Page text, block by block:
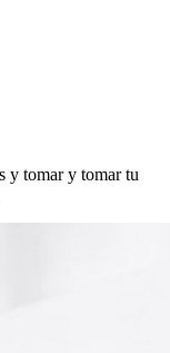
y tomar y tomar tu